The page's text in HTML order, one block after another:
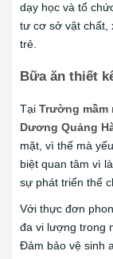
dạy học và tổ
tư cơ sở vật chất,
trẻ.
Bữa ăn thiết
Tại Trường mầm
Dương Quảng
mặt, vì thế mà
biệt quan tâm vì
sự phát triển thể
Với thực đơn
đa vi lượng trong
Đảm bảo vệ sinh